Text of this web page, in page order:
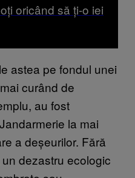
oricând să ți-o iei
astea pe fondul unei
curând de
au fost
la mai
a deșeurilor. Fără
un dezastru ecologic